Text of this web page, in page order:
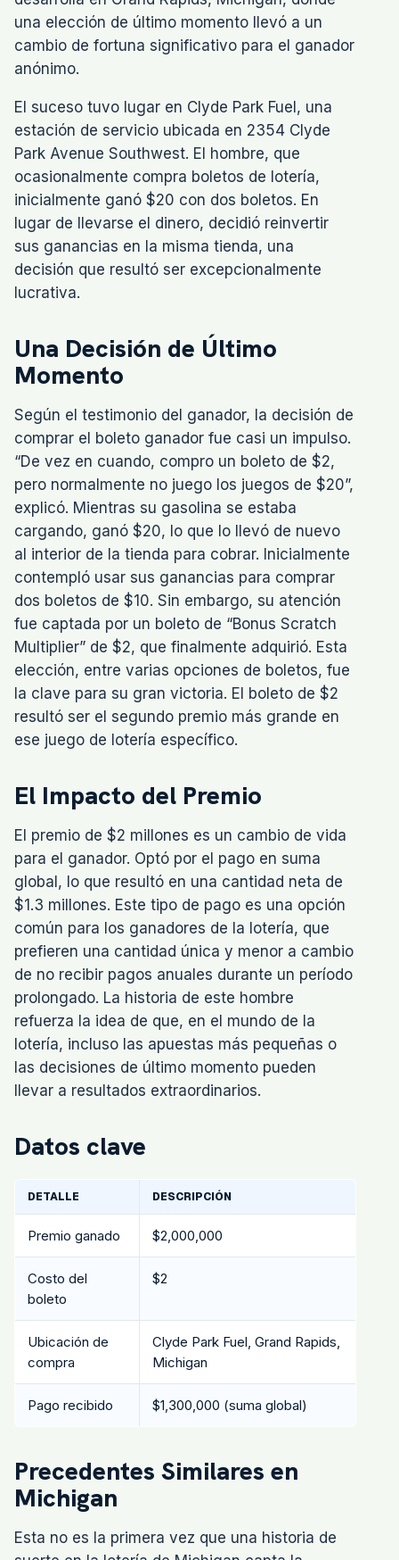
una elección de último momento llevó a un
cambio de fortuna significativo para el ganador
anónimo.
El suceso tuvo lugar en Clyde Park Fuel, una
estación de servicio ubicada en 2354 Clyde
Park Avenue Southwest. El hombre, que
ocasionalmente compra boletos de lotería,
inicialmente ganó $20 con dos boletos. En
lugar de llevarse el dinero, decidió reinvertir
sus ganancias en la misma tienda, una
decisión que resultó ser excepcionalmente
lucrativa.
Una Decisión de Último
Momento
Según el testimonio del ganador, la decisión de
comprar el boleto ganador fue casi un impulso.
“De vez en cuando, compro un boleto de $2,
pero normalmente no juego los juegos de $20”,
explicó. Mientras su gasolina se estaba
cargando, ganó $20, lo que lo llevó de nuevo
al interior de la tienda para cobrar. Inicialmente
contempló usar sus ganancias para comprar
dos boletos de $10. Sin embargo, su atención
fue captada por un boleto de “Bonus Scratch
Multiplier” de $2, que finalmente adquirió. Esta
elección, entre varias opciones de boletos, fue
la clave para su gran victoria. El boleto de $2
resultó ser el segundo premio más grande en
ese juego de lotería específico.
El Impacto del Premio
El premio de $2 millones es un cambio de vida
para el ganador. Optó por el pago en suma
global, lo que resultó en una cantidad neta de
$1.3 millones. Este tipo de pago es una opción
común para los ganadores de la lotería, que
prefieren una cantidad única y menor a cambio
de no recibir pagos anuales durante un período
prolongado. La historia de este hombre
refuerza la idea de que, en el mundo de la
lotería, incluso las apuestas más pequeñas o
las decisiones de último momento pueden
llevar a resultados extraordinarios.
Datos clave
DETALLE DESCRIPCIÓN
Premio ganado $2,000,000
Costo del
boleto
$2
Ubicación de
compra
Clyde Park Fuel, Grand Rapids,
Michigan
Pago recibido $1,300,000 (suma global)
Precedentes Similares en
Michigan
Esta no es la primera vez que una historia de